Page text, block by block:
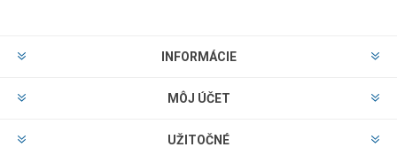
INFORMÁCIE
MÔJ ÚČET
UŽITOČNÉ